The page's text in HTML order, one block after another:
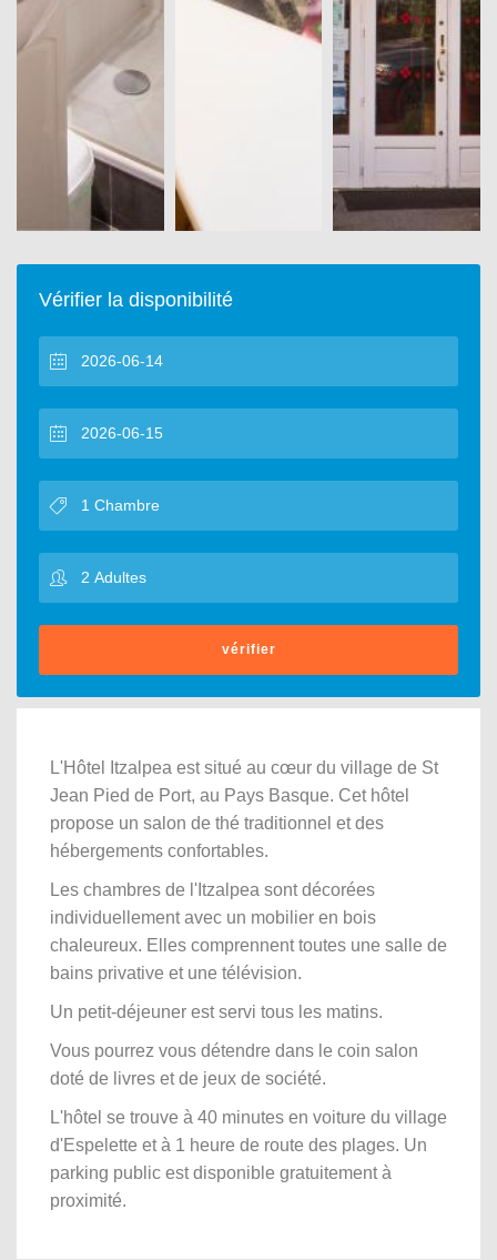
Vérifier la disponibilité
vérifier
L'Hôtel Itzalpea est situé au cœur du village de St
Jean Pied de Port, au Pays Basque. Cet hôtel
propose un salon de thé traditionnel et des
hébergements confortables.
Les chambres de l'Itzalpea sont décorées
individuellement avec un mobilier en bois
chaleureux. Elles comprennent toutes une salle de
bains privative et une télévision.
Un petit-déjeuner est servi tous les matins.
Vous pourrez vous détendre dans le coin salon
doté de livres et de jeux de société.
L'hôtel se trouve à 40 minutes en voiture du village
d'Espelette et à 1 heure de route des plages. Un
parking public est disponible gratuitement à
proximité.